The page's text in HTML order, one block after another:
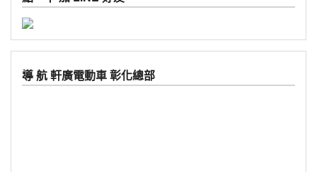
導 航 軒廣電動車 彰化總部